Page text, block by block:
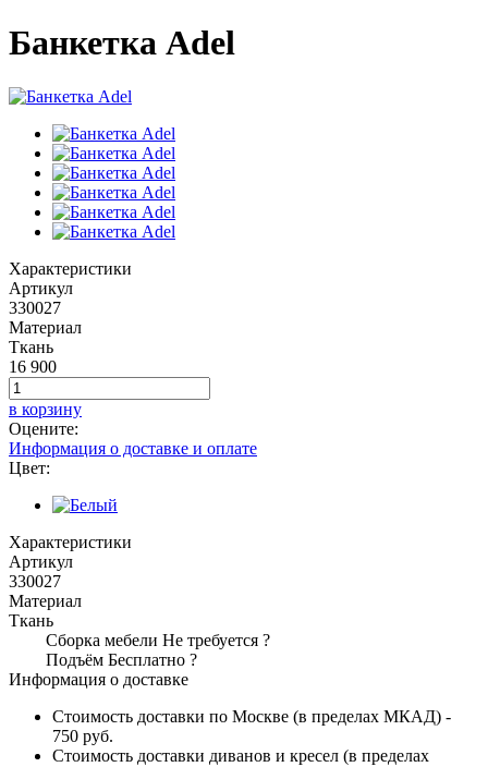
Банкетка Adel
Характеристики
Артикул
330027
Материал
Ткань
16 900
в корзину
Оцените:
Информация о доставке и оплате
Цвет:
Характеристики
Артикул
330027
Материал
Ткань
Сборка мебели Не требуется ?
Подъём Бесплатно ?
Информация о доставке
Стоимость доставки по Москве (в пределах МКАД) -
750 руб.
Стоимость доставки диванов и кресел (в пределах